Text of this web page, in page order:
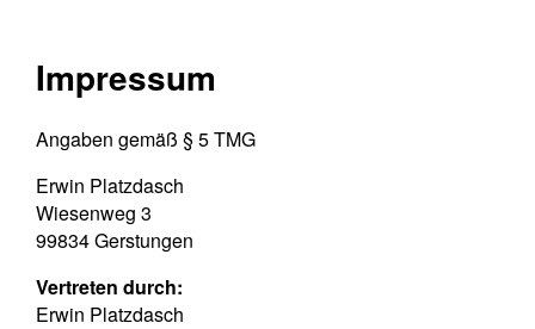
Impressum
Angaben gemäß § 5 TMG
Erwin Platzdasch
Wiesenweg 3
99834 Gerstungen
Vertreten durch:
Erwin Platzdasch